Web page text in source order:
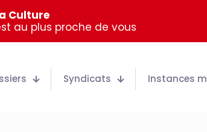
Culture
au plus proche de vous
Syndicats Instances